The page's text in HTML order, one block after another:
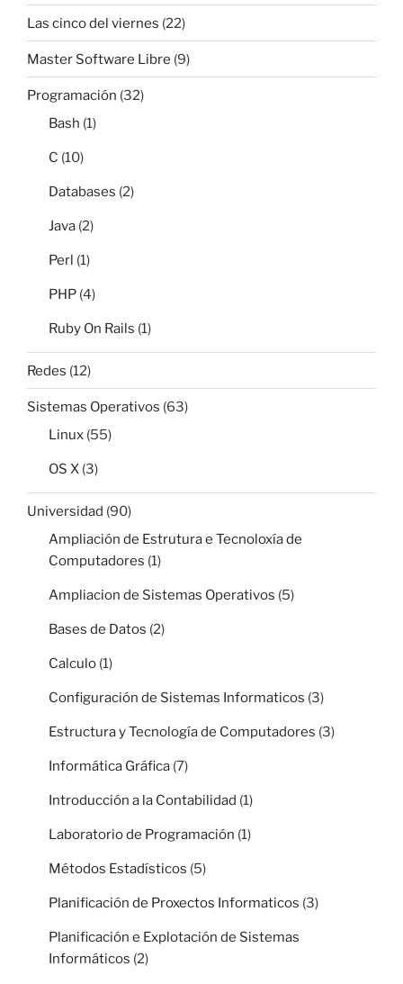
Las cinco del viernes (22)
Master Software Libre (9)
Programación (32)
Bash (1)
C (10)
Databases (2)
Java (2)
Perl (1)
PHP (4)
Ruby On Rails (1)
Redes (12)
Sistemas Operativos (63)
Linux (55)
OS X (3)
Universidad (90)
Ampliación de Estrutura e Tecnoloxía de
Computadores (1)
Ampliacion de Sistemas Operativos (5)
Bases de Datos (2)
Calculo (1)
Configuración de Sistemas Informaticos (3)
Estructura y Tecnología de Computadores (3)
Informática Gráfica (7)
Introducción a la Contabilidad (1)
Laboratorio de Programación (1)
Métodos Estadísticos (5)
Planificación de Proxectos Informaticos (3)
Planificación e Explotación de Sistemas
Informáticos (2)